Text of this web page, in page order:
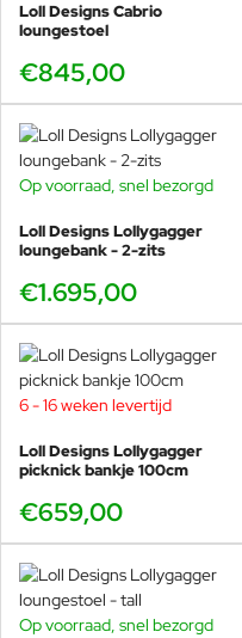
Loll Designs Cabrio
loungestoel
€845,00
Op voorraad, snel bezorgd
Loll Designs Lollygagger
loungebank - 2-zits
€1.695,00
6 - 16 weken levertijd
Loll Designs Lollygagger
picknick bankje 100cm
€659,00
Op voorraad, snel bezorgd